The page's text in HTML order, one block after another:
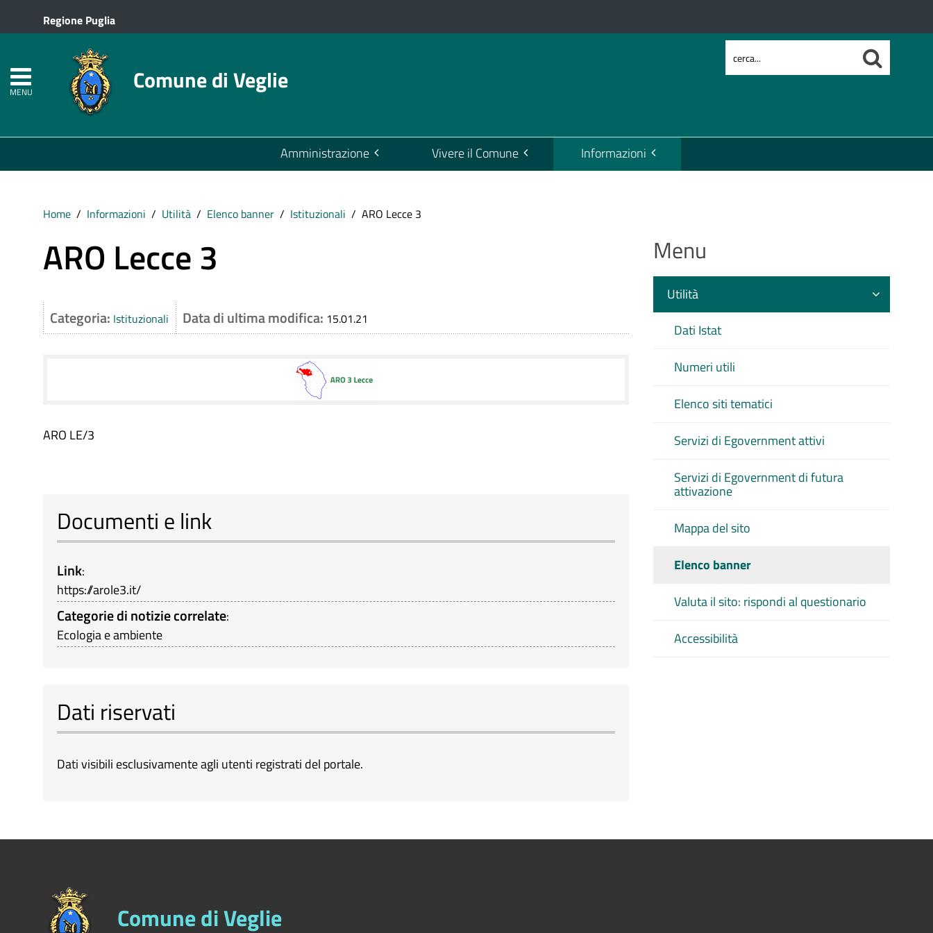
Regione Puglia
MENU Comune di Veglie
Amministrazione Vivere il Comune Informazioni
Home Informazioni Utilità Elenco banner Istituzionali ARO Lecce 3
ARO Lecce 3
Categoria: Istituzionali Data di ultima modifica: 15.01.21
ARO LE/3
Documenti e link
Link:
https://arole3.it/
Categorie di notizie correlate:
Ecologia e ambiente
Dati riservati
Dati visibili esclusivamente agli utenti registrati del portale.
Menu
Utilità
Dati Istat
Numeri utili
Elenco siti tematici
Servizi di Egovernment attivi
Servizi di Egovernment di futura
attivazione
Mappa del sito
Elenco banner
Valuta il sito: rispondi al questionario
Accessibilità
Comune di Veglie